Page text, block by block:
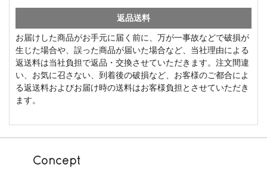
返品送料
お届けした商品がお手元に届く前に、万が一事故などで破損が
生じた場合や、誤った商品が届いた場合など、当社理由による
返送料は当社負担で返品・交換させていただきます。注文間違
い、お気に召さない、到着後の破損など、お客様のご都合によ
る返送料およびお届け時の送料はお客様負担とさせていただき
ます。
Concept